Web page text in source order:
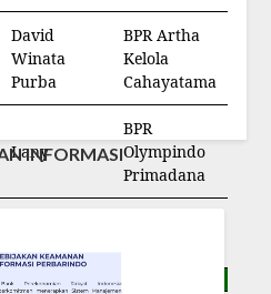
David
Winata
Purba
BPR Artha
Kelola
Cahayatama
Lany
BPR
Olympindo
Primadana
INFORMASI